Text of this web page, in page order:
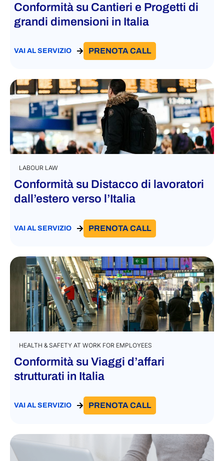
Conformità su Cantieri e Progetti di
grandi dimensioni in Italia
VAI AL SERVIZIO PRENOTA CALL
LABOUR LAW
Conformità su Distacco di lavoratori
dall’estero verso l’Italia
VAI AL SERVIZIO PRENOTA CALL
HEALTH & SAFETY AT WORK FOR EMPLOYEES
Conformità su Viaggi d’affari
strutturati in Italia
VAI AL SERVIZIO PRENOTA CALL